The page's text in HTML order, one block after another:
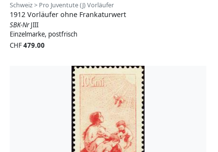
Schweiz > Pro Juventute (J) Vorläufer
1912 Vorläufer ohne Frankaturwert
SBK-NrJIII
Einzelmarke, postfrisch
CHF479.00